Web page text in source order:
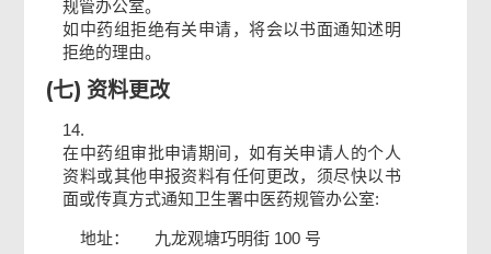
规管办公室。
如中药组拒绝有关申请，将会以书面通知述明
拒绝的理由。
(七) 资料更改
14.
在中药组审批申请期间，如有关申请人的个人
资料或其他申报资料有任何更改，须尽快以书
面或传真方式通知卫生署中医药规管办公室:
地址：
九龙观塘巧明街 100 号